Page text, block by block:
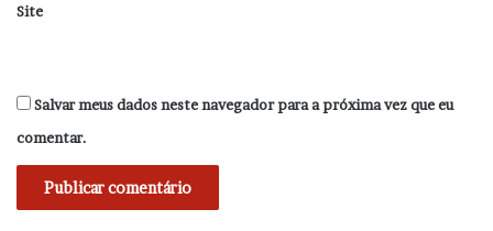
Site
Salvar meus dados neste navegador para a próxima vez que eu
comentar.